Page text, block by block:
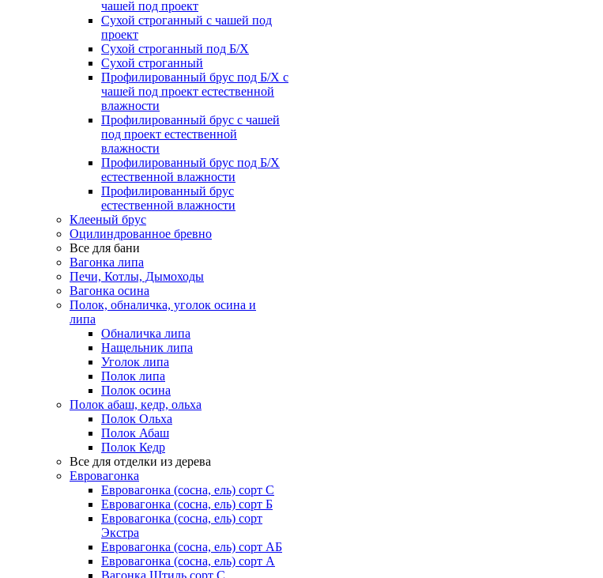
чашей под проект
Сухой строганный с чашей под
проект
Сухой строганный под Б/Х
Сухой строганный
Профилированный брус под Б/Х с
чашей под проект естественной
влажности
Профилированный брус с чашей
под проект естественной
влажности
Профилированный брус под Б/Х
естественной влажности
Профилированный брус
естественной влажности
Клееный брус
Оцилиндрованное бревно
Все для бани
Вагонка липа
Печи, Котлы, Дымоходы
Вагонка осина
Полок, обналичка, уголок осина и
липа
Обналичка липа
Нащельник липа
Уголок липа
Полок липа
Полок осина
Полок абаш, кедр, ольха
Полок Ольха
Полок Абаш
Полок Кедр
Все для отделки из дерева
Евровагонка
Евровагонка (сосна, ель) сорт С
Евровагонка (сосна, ель) сорт Б
Евровагонка (сосна, ель) сорт
Экстра
Евровагонка (сосна, ель) сорт АБ
Евровагонка (сосна, ель) сорт А
Вагонка Штиль сорт С